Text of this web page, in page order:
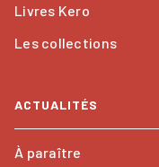
Livres Kero
Les collections
ACTUALITÉS
À paraître